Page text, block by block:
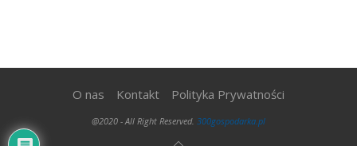
O nas Kontakt Polityka Prywatności
@2020 - All Right Reserved. 300gospodarka.pl